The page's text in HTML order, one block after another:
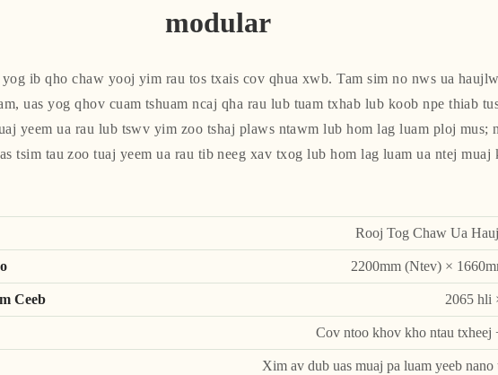
modular
ib qho chaw yooj yim rau tos txais cov qhua xwb. Tam sim no nws ua
uas yog qhov cuam tshuam ncaj qha rau lub tuam txhab lub koob npe thiab
yeem ua rau lub tswv yim zoo tshaj plaws ntawm lub hom lag luam ploj mus;
tsim tau zoo tuaj yeem ua rau tib neeg xav txog lub hom lag luam ua ntej muaj
Rooj Tog Chaw Ua
2200mm (Ntev) ×
Ceeb
2065 hli
Cov ntoo khov kho ntau txheej
Xim av dub uas muaj pa luam yeeb